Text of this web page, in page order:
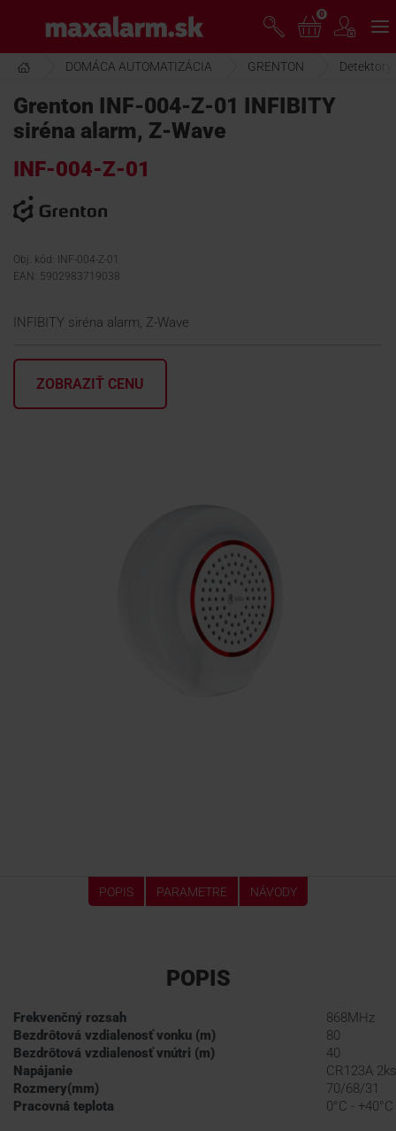
hlavnému
obsahu
www.maxalarm.sk
AKCIA MESIACA
PRODUKTY
SPOLOČNOSŤ
ŠKOLENIE
PODPORA
0
DOMÁCA AUTOMATIZÁCIA GRENTON Detektory
Grenton INF-004-Z-01 INFIBITY
siréna alarm, Z-Wave
INF-004-Z-01
Obj. kód: INF-004-Z-01
EAN: 5902983719038
INFIBITY siréna alarm, Z-Wave
ZOBRAZIŤ CENU
POPIS PARAMETRE NÁVODY
POPIS
Frekvenčný rozsah
868MHz
Bezdrôtová vzdialenosť vonku (m)
80
Bezdrôtová vzdialenosť vnútri (m)
40
Napájanie
CR123A 2ks
Rozmery(mm)
70/68/31
Pracovná teplota
0°C - +40°C